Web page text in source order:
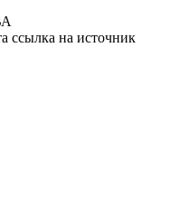
ссылка на источник